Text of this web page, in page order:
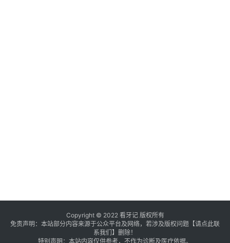
Copyright © 2022 看牙记 版权所有
免责声明：本站部分内容来源于公众平台及网络，若涉及版权问题【请点此联
系我们 】 删除！
特别声明：本站内容仅供参考，不作为诊断及医疗依据。